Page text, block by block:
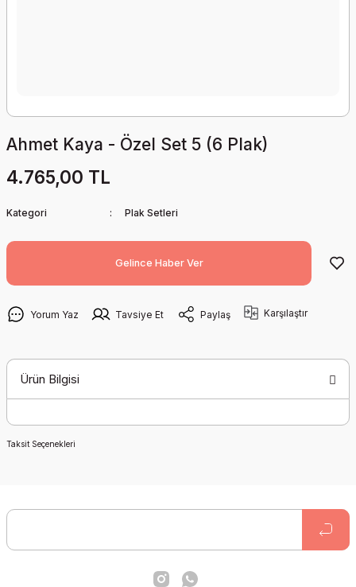
Ahmet Kaya - Özel Set 5 (6 Plak)
4.765,00 TL
Kategori Plak Setleri
Gelince Haber Ver
Yorum Yaz Tavsiye Et Paylaş Karşılaştır
Ürün Bilgisi
Taksit Seçenekleri